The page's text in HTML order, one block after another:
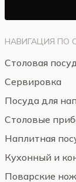
НАВИГАЦИЯ ПО
Столовая
Сервировка
Посуда для
Столовые
Наплитная
Кухонный и
Поварские